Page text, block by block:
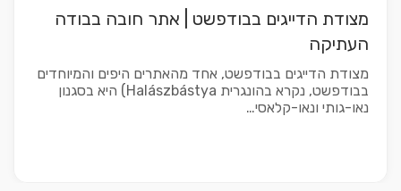
מצודת הדייגים בבודפשט | אתר חובה בבודה
העתיקה
מצודת הדייגים בבודפשט, אחד מהאתרים היפים והמיוחדים
בבודפשט, נקרא בהונגרית Halászbástya) היא בסגנון
נאו-גותי ונאו-קלאסי…